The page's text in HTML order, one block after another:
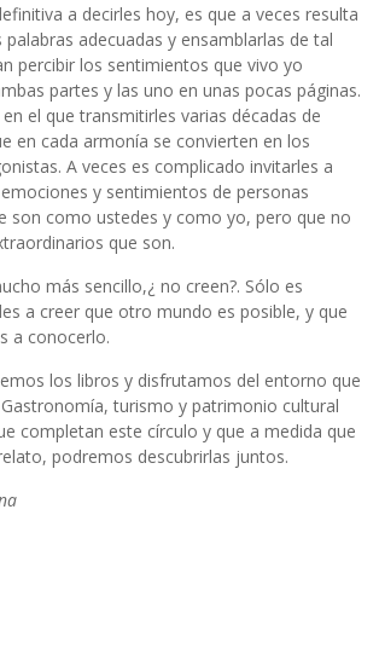
a decirles hoy, es que a veces resulta
adecuadas y ensamblarlas de tal
percibir los sentimientos que vivo yo
partes y las uno en unas pocas páginas.
el que transmitirles varias décadas de
en cada armonía se convierten en los
A veces es complicado invitarles a
y sentimientos de personas
son como ustedes y como yo, pero que no
que son.
más sencillo,¿ no creen?. Sólo es
a creer que otro mundo es posible, y que
a conocerlo.
los libros y disfrutamos del entorno que
turismo y patrimonio cultural
completan este círculo y que a medida que
podremos descubrirlas juntos.